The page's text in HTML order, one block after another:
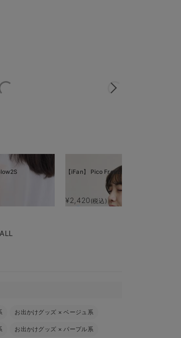
【iFan】 Pico Freeze
¥2,420 (税込)
お出かけグッズ ×ベージュ系
お出かけグッズ ×パープル系